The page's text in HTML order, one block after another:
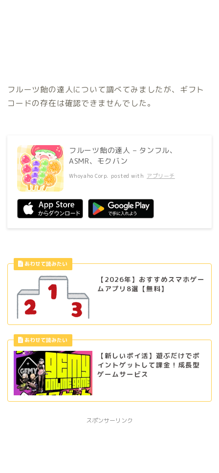
フルーツ飴の達人について調べてみましたが、ギフト
コードの存在は確認できませんでした。
フルーツ飴の達人 – タンフル、
ASMR、モクバン
Whoyaho Corp. posted with アプリーチ
【2026年】おすすめスマホゲー
ムアプリ8選【無料】
【新しいポイ活】遊ぶだけでポ
イントゲットして課金！成長型
ゲームサービス
スポンサーリンク